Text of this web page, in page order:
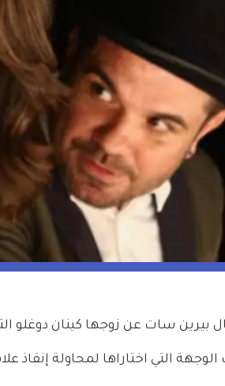
سات عن زوجها كينان دوغلو
التي اختاراها لمحاولة إنقاذ